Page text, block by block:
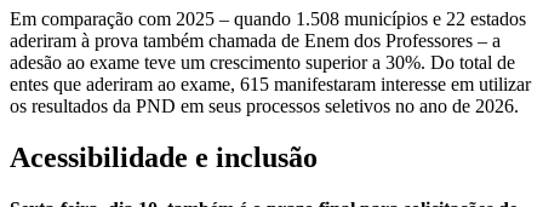
Em comparação com 2025 – quando 1.508 municípios e 22 estados
aderiram à prova também chamada de Enem dos Professores – a
adesão ao exame teve um crescimento superior a 30%. Do total de
entes que aderiram ao exame, 615 manifestaram interesse em utilizar
os resultados da PND em seus processos seletivos no ano de 2026.
Acessibilidade e inclusão